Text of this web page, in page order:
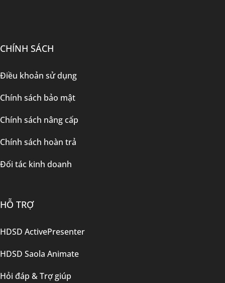
CHÍNH SÁCH
Điều khoản sử dụng
Chính sách bảo mật
Chính sách nâng cấp
Chính sách hoàn trả
Đối tác kinh doanh
HỖ TRỢ
HDSD ActivePresenter
HDSD Saola Animate
Hỏi đáp & Trợ giúp